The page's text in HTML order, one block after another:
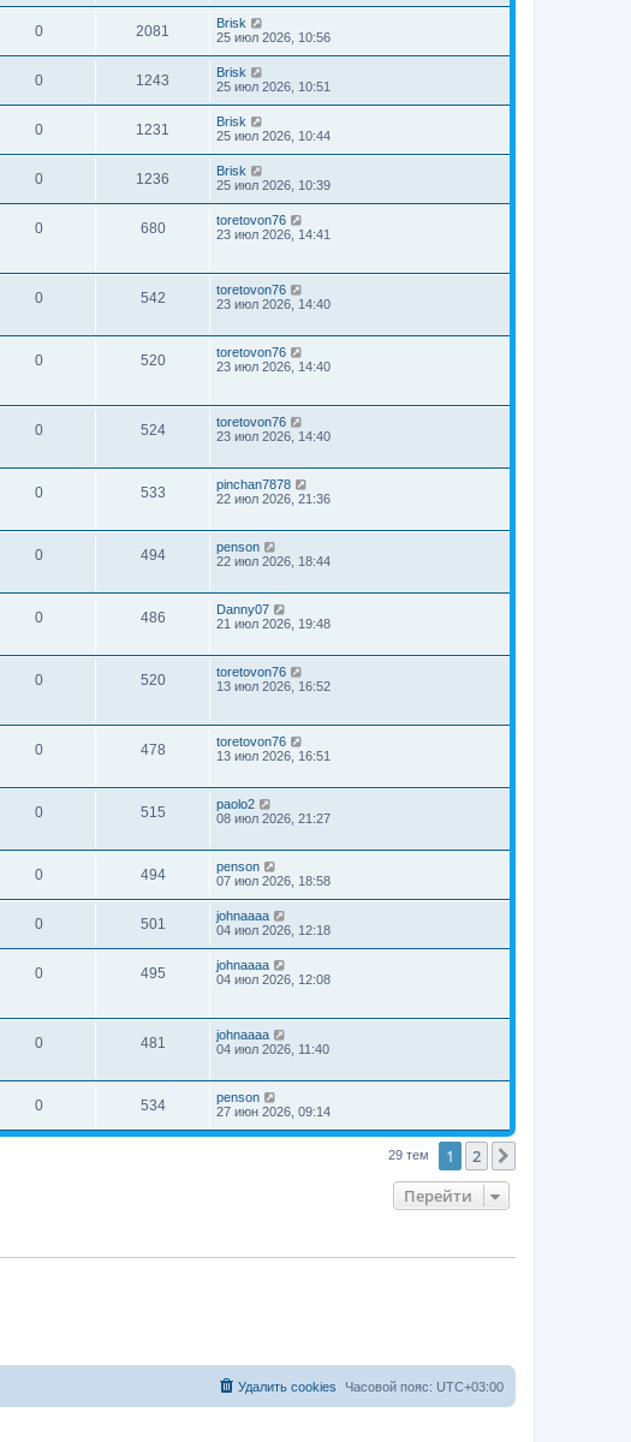
0 2081
Brisk
25 июл 2026, 10:56
0 1243
Brisk
25 июл 2026, 10:51
0 1231
Brisk
25 июл 2026, 10:44
0 1236
Brisk
25 июл 2026, 10:39
0 680
toretovon76
23 июл 2026, 14:41
0 542
toretovon76
23 июл 2026, 14:40
0 520
toretovon76
23 июл 2026, 14:40
0 524
toretovon76
23 июл 2026, 14:40
0 533
pinchan7878
22 июл 2026, 21:36
0 494
penson
22 июл 2026, 18:44
0 486
Danny07
21 июл 2026, 19:48
0 520
toretovon76
13 июл 2026, 16:52
0 478
toretovon76
13 июл 2026, 16:51
0 515
paolo2
08 июл 2026, 21:27
0 494
penson
07 июл 2026, 18:58
0 501
johnaaaa
04 июл 2026, 12:18
0 495
johnaaaa
04 июл 2026, 12:08
0 481
johnaaaa
04 июл 2026, 11:40
0 534
penson
27 июн 2026, 09:14
29 тем 1 2
Перейти
Часовой пояс: UTC+03:00
Удалить cookies